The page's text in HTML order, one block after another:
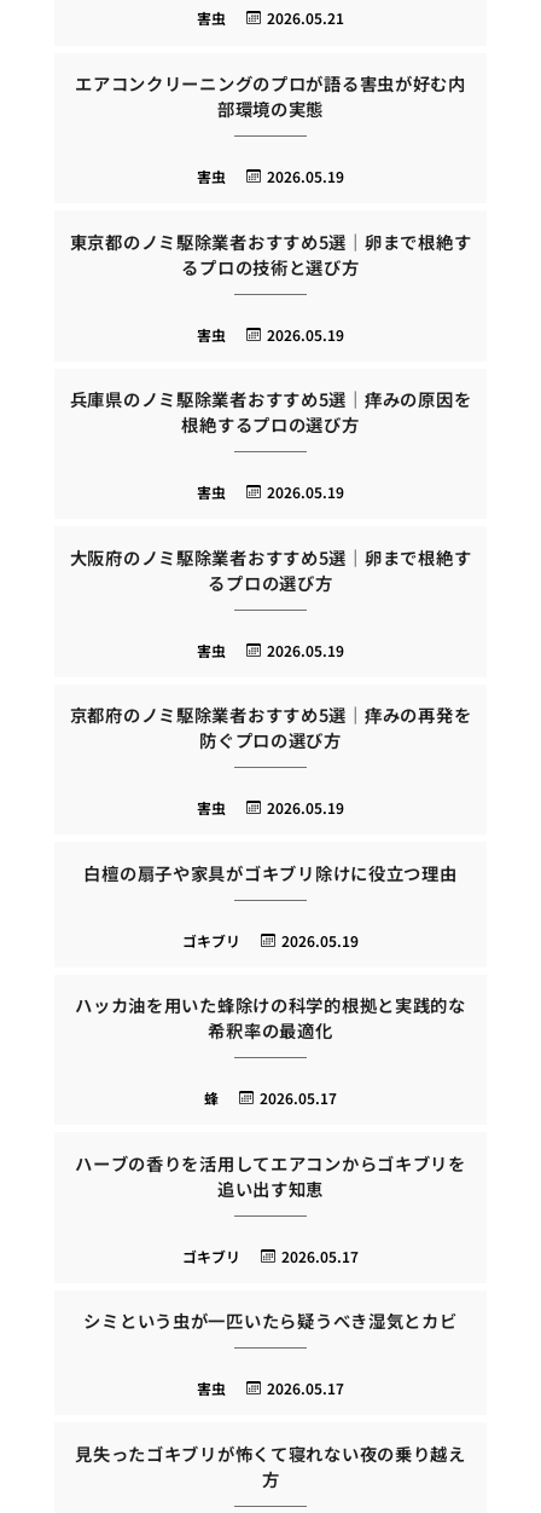
2026.05.21
害虫
エアコンクリーニングのプロが語る害虫が好む内
部環境の実態
2026.05.19
害虫
東京都のノミ駆除業者おすすめ5選｜卵まで根絶す
るプロの技術と選び方
2026.05.19
害虫
兵庫県のノミ駆除業者おすすめ5選｜痒みの原因を
根絶するプロの選び方
2026.05.19
害虫
大阪府のノミ駆除業者おすすめ5選｜卵まで根絶す
るプロの選び方
2026.05.19
害虫
京都府のノミ駆除業者おすすめ5選｜痒みの再発を
防ぐプロの選び方
2026.05.19
害虫
白檀の扇子や家具がゴキブリ除けに役立つ理由
2026.05.19
ゴキブリ
ハッカ油を用いた蜂除けの科学的根拠と実践的な
希釈率の最適化
2026.05.17
蜂
ハーブの香りを活用してエアコンからゴキブリを
追い出す知恵
2026.05.17
ゴキブリ
シミという虫が一匹いたら疑うべき湿気とカビ
2026.05.17
害虫
見失ったゴキブリが怖くて寝れない夜の乗り越え
方